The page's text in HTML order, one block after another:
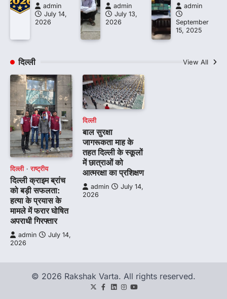
admin
July 14,
2026
admin
July 13,
2026
admin
September
15, 2025
दिल्ली View All
दिल्ली राष्ट्रीय
दिल्ली क्राइम ब्रांच
को बड़ी सफलता:
हत्या के प्रयास के
मामले में फरार घोषित
अपराधी गिरफ्तार
admin
July 14,
2026
दिल्ली
बाल सुरक्षा
जागरूकता माह के
तहत दिल्ली के स्कूलों
में छात्राओं को
आत्मरक्षा का प्रशिक्षण
admin
July 14,
2026
© 2026 Rakshak Varta. All rights reserved.
TwitterFacebook
LinkedIn
Instagram
youtube